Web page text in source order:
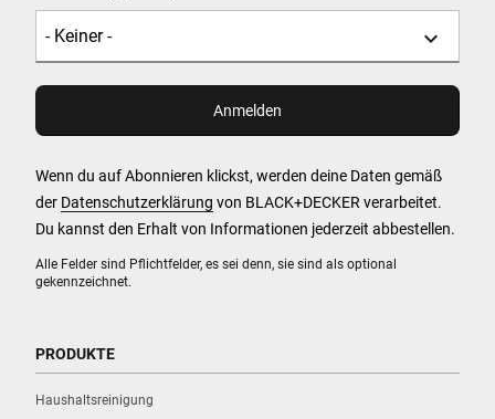
Alle Felder sind Pflichtfelder, es sei denn, sie sind als optional
gekennzeichnet.
Wenn du auf Abonnieren klickst, werden deine Daten gemäß
der Datenschutzerklärung von BLACK+DECKER verarbeitet.
Du kannst den Erhalt von Informationen jederzeit abbestellen.
PRODUKTE
Haushaltsreinigung